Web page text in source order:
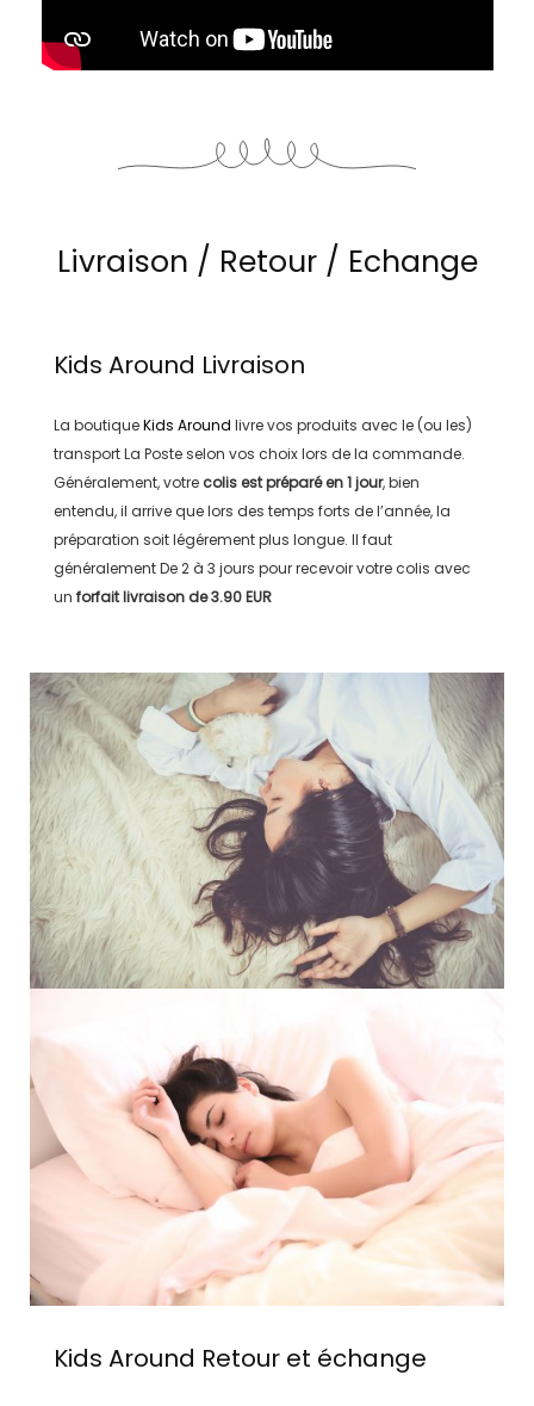
Livraison / Retour / Echange
Kids Around Livraison
La boutiqueKids Around livre vos produits avec le (ou les)
transportLa Posteselon vos choix lors de la commande.
Généralement, votre colis est préparé en1 jour, bien
entendu, il arrive que lors des temps forts de l’année, la
préparation soit légérement plus longue. Il faut
généralementDe 2 à 3 jours pour recevoir votre colis avec
un forfait livraison de3.90 EUR
Kids Around Retour et échange